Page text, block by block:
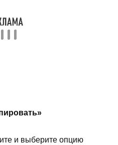
и выберите опцию